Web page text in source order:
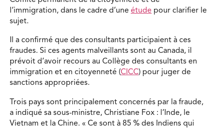
l’immigration, dans le cadre d’une étude pour clarifier le
sujet.
Il a confirmé que des consultants participaient à ces
fraudes. Si ces agents malveillants sont au Canada, il
prévoit d’avoir recours au Collège des consultants en
immigration et en citoyenneté (CICC) pour juger de
sanctions appropriées.
Trois pays sont principalement concernés par la fraude,
a indiqué sa sous-ministre, Christiane Fox : l’Inde, le
Vietnam et la Chine. « Ce sont à 85 % des Indiens qui